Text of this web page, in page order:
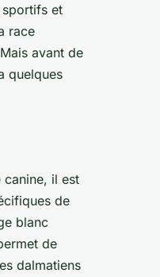
sportifs et
race
avant de
quelques
canine, il est
de
blanc
de
dalmatiens